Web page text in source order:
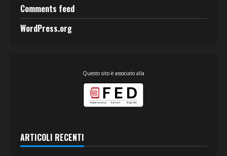
Comments feed
WordPress.org
Questo sito è associato alla
ARTICOLI RECENTI